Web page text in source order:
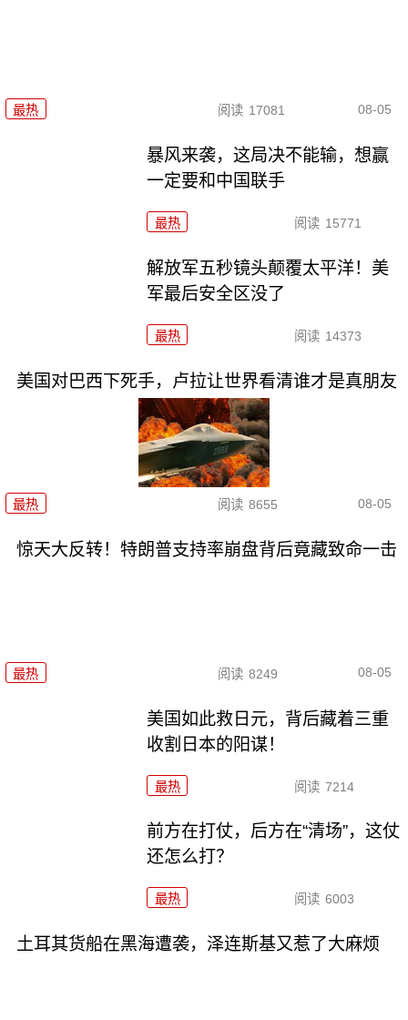
最热 阅读 17081 08-05
暴风来袭，这局决不能输，想赢
一定要和中国联手
最热 阅读 15771
解放军五秒镜头颠覆太平洋！美
军最后安全区没了
最热 阅读 14373
美国对巴西下死手，卢拉让世界看清谁才是真朋友
最热 阅读 8655 08-05
惊天大反转！特朗普支持率崩盘背后竟藏致命一击
最热 阅读 8249 08-05
美国如此救日元，背后藏着三重
收割日本的阳谋！
最热 阅读 7214
前方在打仗，后方在“清场”，这仗
还怎么打？
最热 阅读 6003
土耳其货船在黑海遭袭，泽连斯基又惹了大麻烦